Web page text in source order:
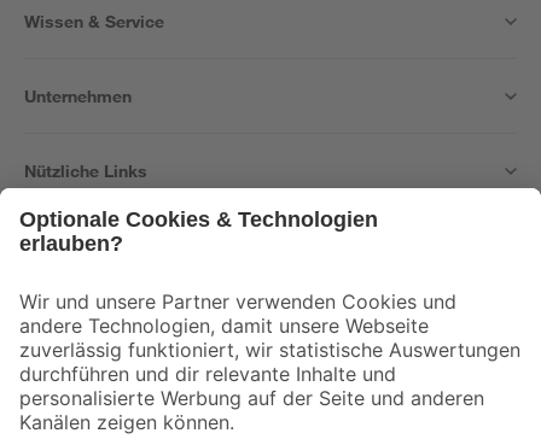
Wissen & Service
Unternehmen
Nützliche Links
Der toom Newsletter: Keine Angebote und Aktionen mehr verpassen!
Zur Newsletter Anmeldung
Folge uns